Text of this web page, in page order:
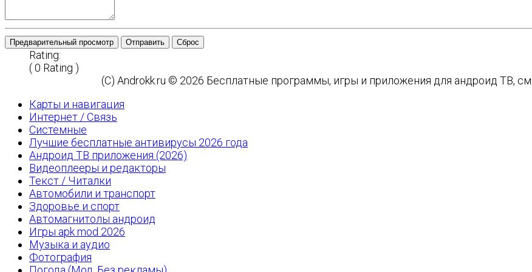
Предварительный просмотр Отправить Сброс
Rating:
( 0 Rating )
(C) Androkk.ru © 2026 Бесплатные программы, игры и приложения для андроид ТВ,
Карты и навигация
Интернет / Связь
Системные
Лучшие бесплатные антивирусы 2026 года
Андроид ТВ приложения (2026)
Видеоплееры и редакторы
Текст / Читалки
Автомобили и транспорт
Здоровье и спорт
Автомагнитолы андроид
Игры apk mod 2026
Музыка и аудио
Фотография